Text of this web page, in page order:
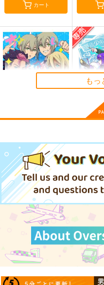
FGO Illustrations 10
ReDrop
1,760円（税込）
カーマ
”Forger”
コウド
944円（
ロイド×
カート
路地裏症候群
715円（税込）
オールキャラ
サンプル
カート
法＋α
三度寝
専売
葬送のフ
ルキャラ
もっ